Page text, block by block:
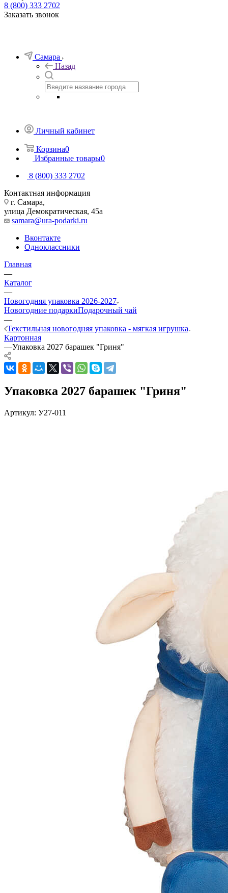
8 (800) 333 2702
Заказать звонок
Самара
Назад
Личный кабинет
Корзина0
Избранные товары0
8 (800) 333 2702
Контактная информация
г. Самара,
улица Демократическая, 45а
samara@ura-podarki.ru
Вконтакте
Одноклассники
Главная
—
Каталог
—
Новогодняя упаковка 2026-2027
Новогодние подаркиПодарочный чай
—
Текстильная новогодняя упаковка - мягкая игрушка
Картонная
—Упаковка 2027 барашек "Гриня"
Упаковка 2027 барашек "Гриня"
Артикул: У27-011